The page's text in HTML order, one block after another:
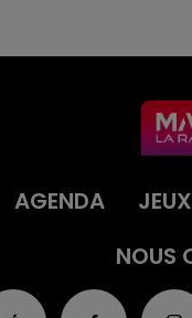
AGENDA JEUX
NOUS